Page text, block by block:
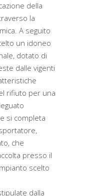
della
la
A seguito
un idoneo
dotato di
dalle vigenti
rifiuto per una
si completa
che
presso il
scelto
dalla